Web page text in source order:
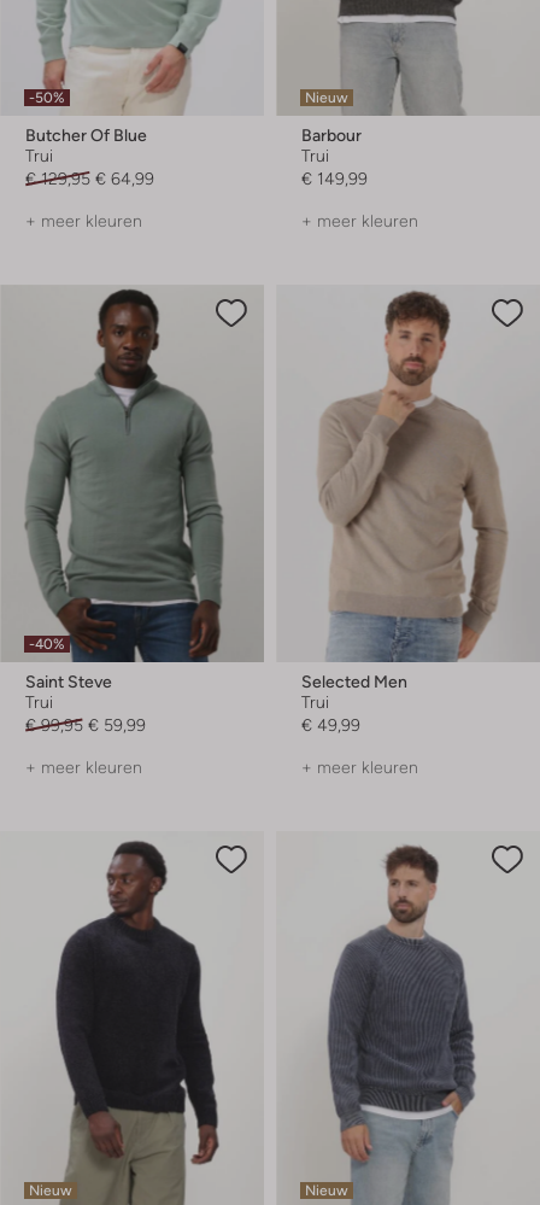
-50%
Butcher Of Blue
Trui
€ 129,95 € 64,99
+ meer kleuren
Nieuw
Barbour
Trui
€ 149,99
+ meer kleuren
-40%
Saint Steve
Trui
€ 99,95 € 59,99
+ meer kleuren
Selected Men
Trui
€ 49,99
+ meer kleuren
Nieuw Nieuw